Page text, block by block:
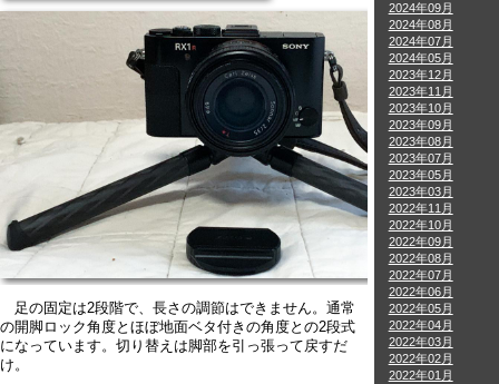
足の固定は2段階で、長さの調節はできません。通常
の開脚ロック角度とほぼ地面ベタ付きの角度との2段式
になっています。切り替えは脚部を引っ張って戻すだ
け。
2024年09月
2024年08月
2024年07月
2024年05月
2023年12月
2023年11月
2023年10月
2023年09月
2023年08月
2023年07月
2023年05月
2023年03月
2022年11月
2022年10月
2022年09月
2022年08月
2022年07月
2022年06月
2022年05月
2022年04月
2022年03月
2022年02月
2022年01月